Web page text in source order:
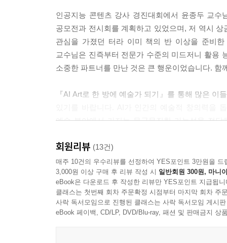
인공지능 콘텐츠 강사 경진대회에서 윤종두 교
공모전과 전시회를 계획하고 있었으며, 저 역시
관심을 가졌던 터라 이미 책의 반 이상을 준비
교수님은 진즉부터 전문가 수준의 미드저니 활용
소중한 파트너를 만난 것은 큰 행운이었습니다. 함
『AI Art로 한 방에 예술가 되기』를 통해 많은
예술 분야에서 가지는 무궁무진한 가능성을 전
합니다.
이 책은 AI 시인과 AI 화가로 변신할 수 있는 방법
AI 시인이 될 수 있도록 했습니다.
Part 1에서는 시를 쓰기 위한 태도에 대해, Part 2
회원리뷰 (13건)
매주 10건의 우수리뷰를 선정하여 YES포인트 3만원을 드
3,000원 이상 구매 후 리뷰 작성 시 일반회원 300원, 마니
eBook은 다운로드 후 작성한 리뷰만 YES포인트 지급됩니
클래스는 첫번째 회차 주문확정 시점부터 마지막 회차 주
사락 독서모임으로 진행된 클래스는 사락 독서모임 게시
eBook 페이백, CD/LP, DVD/Blu-ray, 패션 및 판매금지 상